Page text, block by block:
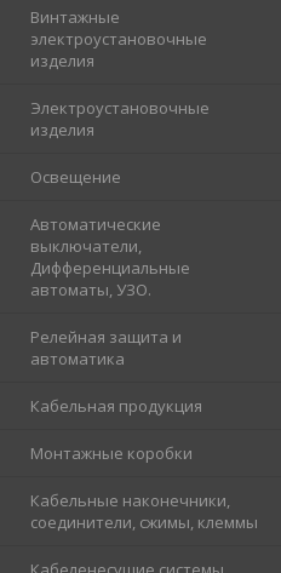
Винтажные
электроустановочные
изделия
Электроустановочные
изделия
Освещение
Автоматические
выключатели,
Дифференциальные
автоматы, УЗО.
Релейная защита и
автоматика
Кабельная продукция
Монтажные коробки
Кабельные наконечники,
соединители, сжимы, клеммы